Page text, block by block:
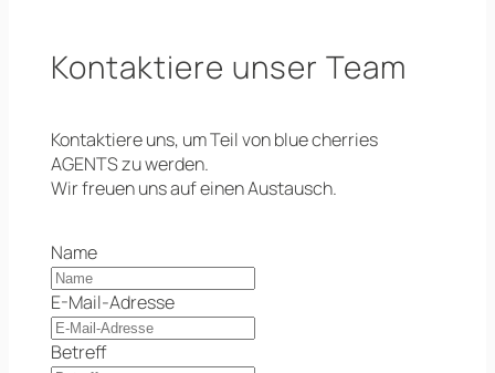
Kontaktiere unser Team
Kontaktiere uns, um Teil von blue cherries
AGENTS zu werden.
Wir freuen uns auf einen Austausch.
Name
E-Mail-Adresse
Betreff